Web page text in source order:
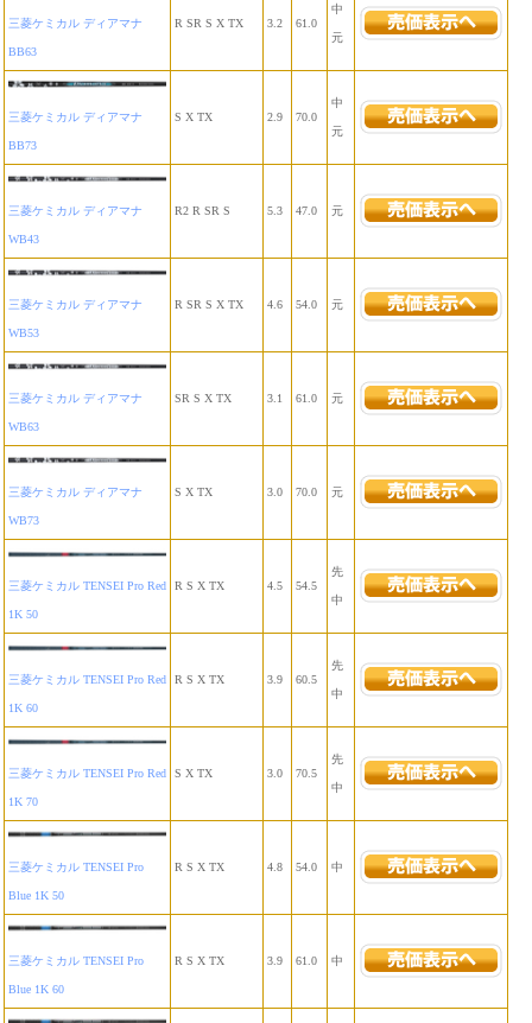
三菱ケミカル ディアマナ
BB63
R SR S X TX 3.2 61.0
中
元
三菱ケミカル ディアマナ
BB73
S X TX 2.9 70.0
中
元
三菱ケミカル ディアマナ
WB43
R2 R SR S 5.3 47.0 元
三菱ケミカル ディアマナ
WB53
R SR S X TX 4.6 54.0 元
三菱ケミカル ディアマナ
WB63
SR S X TX 3.1 61.0 元
三菱ケミカル ディアマナ
WB73
S X TX 3.0 70.0 元
三菱ケミカル TENSEI Pro Red
1K 50
R S X TX 4.5 54.5
先
中
三菱ケミカル TENSEI Pro Red
1K 60
R S X TX 3.9 60.5
先
中
三菱ケミカル TENSEI Pro Red
1K 70
S X TX 3.0 70.5
先
中
三菱ケミカル TENSEI Pro
Blue 1K 50
R S X TX 4.8 54.0 中
三菱ケミカル TENSEI Pro
Blue 1K 60
R S X TX 3.9 61.0 中